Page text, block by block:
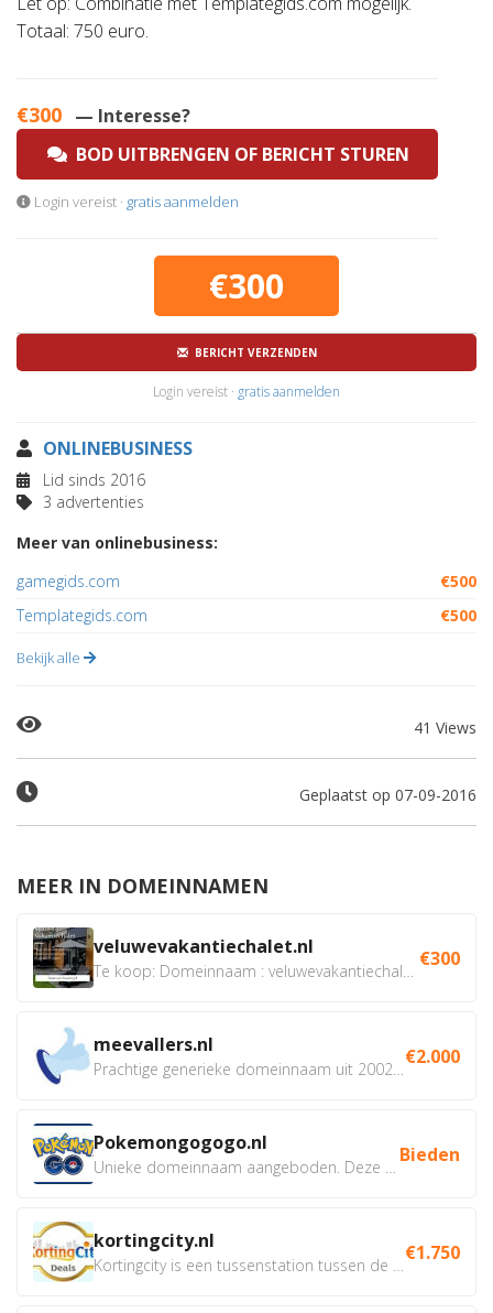
Totaal: 750 euro.
€300 — Interesse?
BOD UITBRENGEN OF BERICHT STUREN
Login vereist · gratis aanmelden
€300
BERICHT VERZENDEN
Login vereist · gratis aanmelden
ONLINEBUSINESS
Lid sinds 2016
3 advertenties
Meer van onlinebusiness:
gamegids.com
€500
Templategids.com
€500
Bekijk alle
41 Views
Geplaatst op 07-09-2016
MEER IN DOMEINNAMEN
veluwevakantiechalet.nl €300
meevallers.nl €2.000
Pokemongogogo.nl Bieden
kortingcity.nl €1.750